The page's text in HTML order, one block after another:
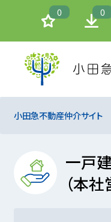
0 0
小田急不動産仲介サイト
一戸
（本